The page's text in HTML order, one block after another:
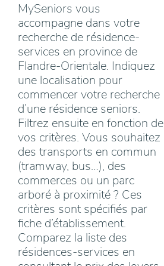
MySeniors vous
accompagne dans votre
recherche de résidence-
services en province de
Flandre-Orientale. Indiquez
une localisation pour
commencer votre recherche
d’une résidence seniors.
Filtrez ensuite en fonction de
vos critères. Vous souhaitez
des transports en commun
(tramway, bus…), des
commerces ou un parc
arboré à proximité ? Ces
critères sont spécifiés par
fiche d’établissement.
Comparez la liste des
résidences-services en